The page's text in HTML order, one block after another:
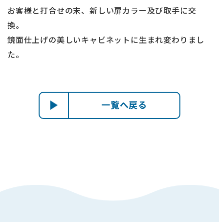
お客様と打合せの末、新しい扉カラー及び取手に交
換。
鏡面仕上げの美しいキャビネットに生まれ変わりまし
た。
一覧へ戻る